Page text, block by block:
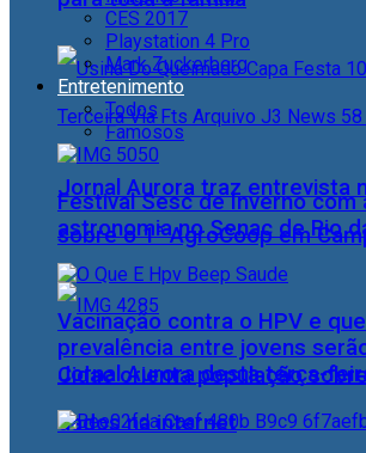
Jornal Aurora traz entrevista
sobre o 1° AgroCoop em
Cidac orienta população
dados na internet
CES 2017
Playstation 4 Pro
Mark Zuckerberg
Entretenimento
Todos
Famosos
Festival Sesc de Inverno com
astronomia no Senac de Rio
Vacinação contra o HPV e
prevalência entre jovens
Jornal Aurora desta terça-